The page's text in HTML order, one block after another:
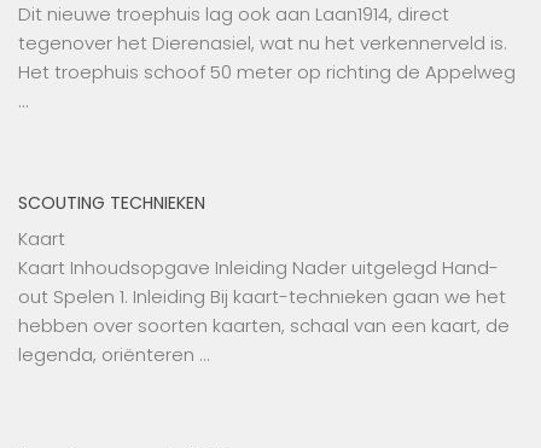
Dit nieuwe troephuis lag ook aan Laan1914, direct
tegenover het Dierenasiel, wat nu het verkennerveld is.
Het troephuis schoof 50 meter op richting de Appelweg
…
SCOUTING TECHNIEKEN
Kaart
Kaart Inhoudsopgave Inleiding Nader uitgelegd Hand-
out Spelen 1. Inleiding Bij kaart-technieken gaan we het
hebben over soorten kaarten, schaal van een kaart, de
legenda, oriënteren …